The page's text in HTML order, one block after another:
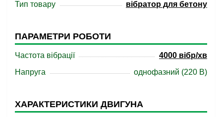
Тип товару вібратор для бетону
ПАРАМЕТРИ РОБОТИ
Частота вібрації
4000 вібр/хв
Напруга
однофазний (220 В)
ХАРАКТЕРИСТИКИ ДВИГУНА